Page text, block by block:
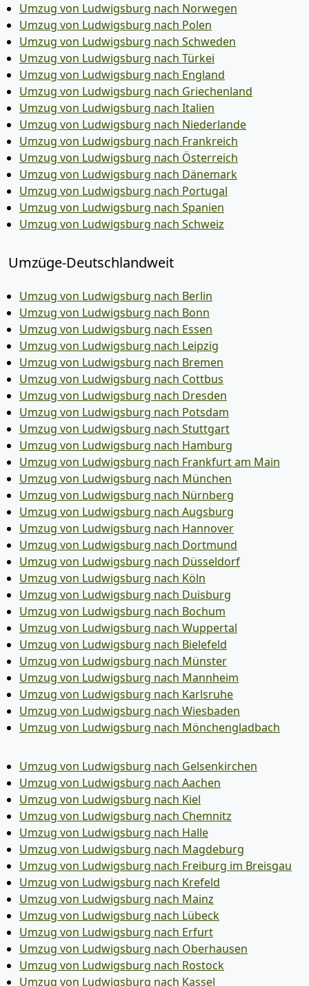
Umzug von Ludwigsburg nach Norwegen
Umzug von Ludwigsburg nach Polen
Umzug von Ludwigsburg nach Schweden
Umzug von Ludwigsburg nach Türkei
Umzug von Ludwigsburg nach England
Umzug von Ludwigsburg nach Griechenland
Umzug von Ludwigsburg nach Italien
Umzug von Ludwigsburg nach Niederlande
Umzug von Ludwigsburg nach Frankreich
Umzug von Ludwigsburg nach Österreich
Umzug von Ludwigsburg nach Dänemark
Umzug von Ludwigsburg nach Portugal
Umzug von Ludwigsburg nach Spanien
Umzug von Ludwigsburg nach Schweiz
Umzüge-Deutschlandweit
Umzug von Ludwigsburg nach Berlin
Umzug von Ludwigsburg nach Bonn
Umzug von Ludwigsburg nach Essen
Umzug von Ludwigsburg nach Leipzig
Umzug von Ludwigsburg nach Bremen
Umzug von Ludwigsburg nach Cottbus
Umzug von Ludwigsburg nach Dresden
Umzug von Ludwigsburg nach Potsdam
Umzug von Ludwigsburg nach Stuttgart
Umzug von Ludwigsburg nach Hamburg
Umzug von Ludwigsburg nach Frankfurt am Main
Umzug von Ludwigsburg nach München
Umzug von Ludwigsburg nach Nürnberg
Umzug von Ludwigsburg nach Augsburg
Umzug von Ludwigsburg nach Hannover
Umzug von Ludwigsburg nach Dortmund
Umzug von Ludwigsburg nach Düsseldorf
Umzug von Ludwigsburg nach Köln
Umzug von Ludwigsburg nach Duisburg
Umzug von Ludwigsburg nach Bochum
Umzug von Ludwigsburg nach Wuppertal
Umzug von Ludwigsburg nach Bielefeld
Umzug von Ludwigsburg nach Münster
Umzug von Ludwigsburg nach Mannheim
Umzug von Ludwigsburg nach Karlsruhe
Umzug von Ludwigsburg nach Wiesbaden
Umzug von Ludwigsburg nach Mönchen­gladbach
Umzug von Ludwigsburg nach Gelsenkirchen
Umzug von Ludwigsburg nach Aachen
Umzug von Ludwigsburg nach Kiel
Umzug von Ludwigsburg nach Chemnitz
Umzug von Ludwigsburg nach Halle
Umzug von Ludwigsburg nach Magdeburg
Umzug von Ludwigsburg nach Freiburg im Breisgau
Umzug von Ludwigsburg nach Krefeld
Umzug von Ludwigsburg nach Mainz
Umzug von Ludwigsburg nach Lübeck
Umzug von Ludwigsburg nach Erfurt
Umzug von Ludwigsburg nach Oberhausen
Umzug von Ludwigsburg nach Rostock
Umzug von Ludwigsburg nach Kassel